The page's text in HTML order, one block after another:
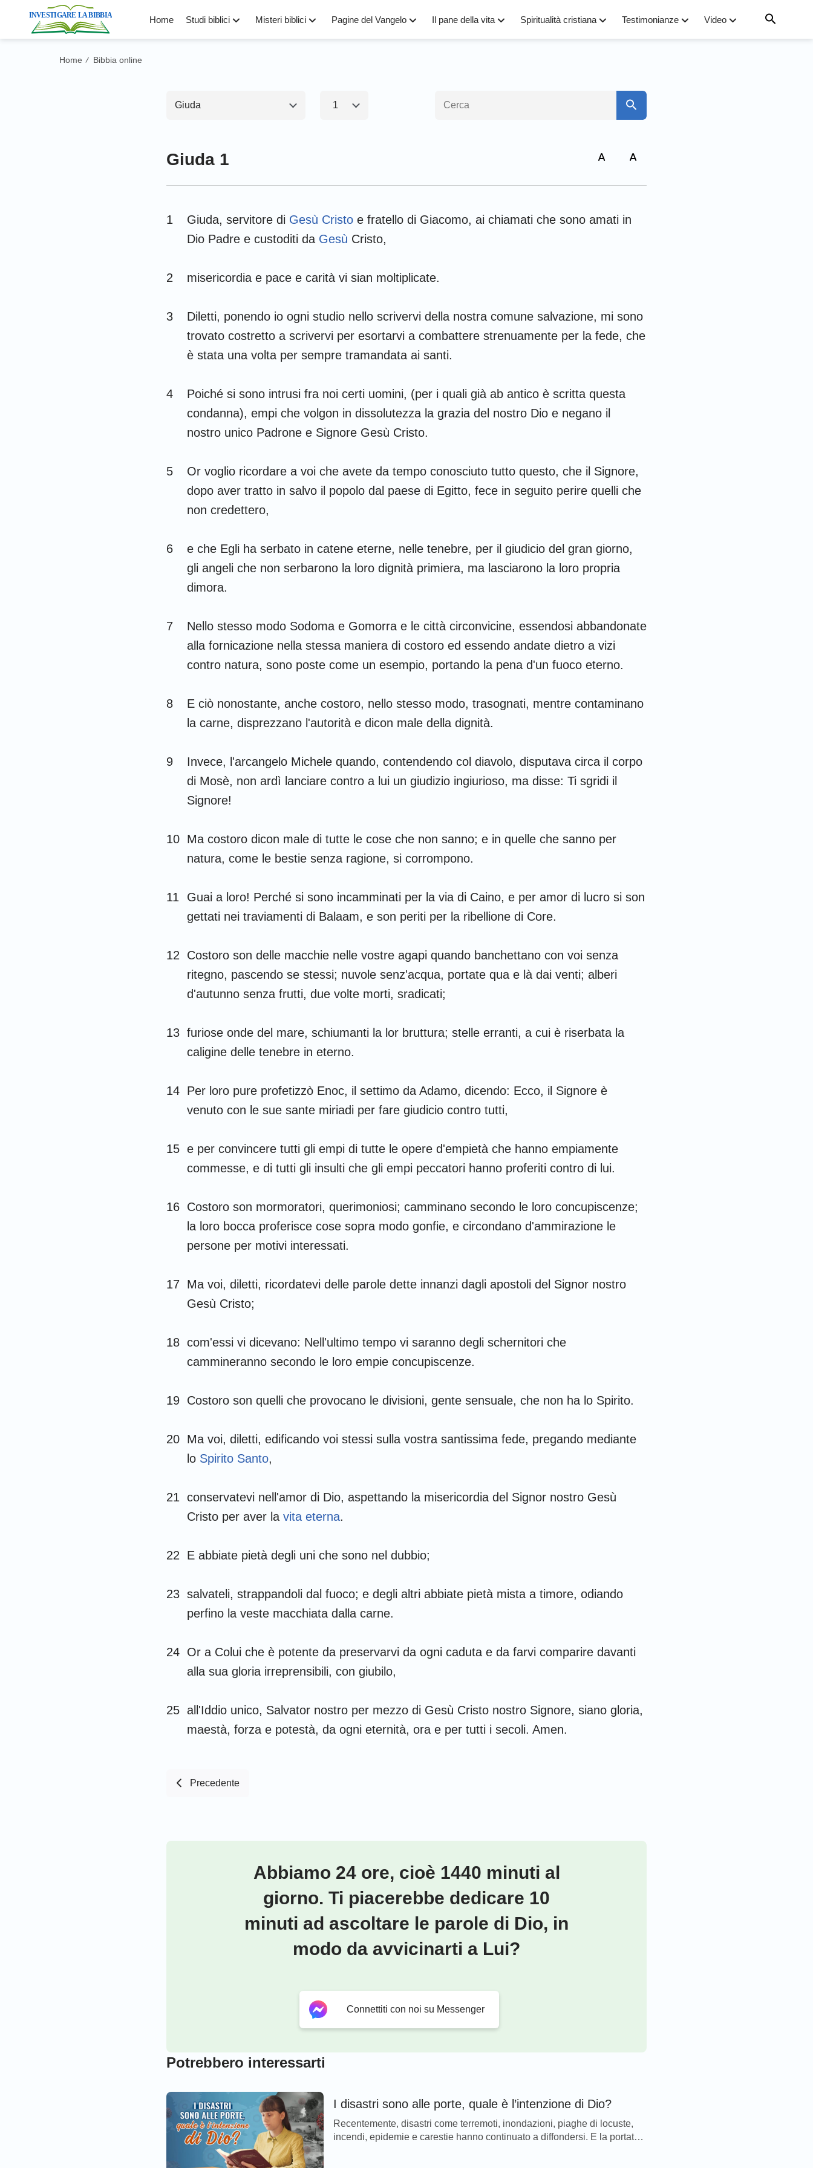
Home Studi biblici Misteri biblici Pagine del Vangelo Il pane della vita Spiritualità cristiana Testimonianze Video
Home / Bibbia online
Giuda
Antico Testamento1
Levitico Numeri
Deuteronomio Giosuè
Giudici
2 Re
1 Cronache 2 Cronache
Salmi Proverbi
Isaia Geremia
Lamentazioni
Gioele Amos
Abdia
Habacuc Sofonia
Aggeo Zaccaria
Malachia
Luca Giovanni
1 Corinzi
1 Tessalonicesi
Ebrei
1 Giovanni 2 Giovanni
1
Giuda 1
1 Giuda, servitore di Gesù Cristo e fratello di Giacomo, ai chiamati che sono amati in
Dio Padre e custoditi da Gesù Cristo,
2 misericordia e pace e carità vi sian moltiplicate.
3
Diletti, ponendo io ogni studio nello scrivervi della nostra comune salvazione, mi sono
trovato costretto a scrivervi per esortarvi a combattere strenuamente per la fede, che
è stata una volta per sempre tramandata ai santi.
4
Poiché si sono intrusi fra noi certi uomini, (per i quali già ab antico è scritta questa
condanna), empi che volgon in dissolutezza la grazia del nostro Dio e negano il
nostro unico Padrone e Signore Gesù Cristo.
5
Or voglio ricordare a voi che avete da tempo conosciuto tutto questo, che il Signore,
dopo aver tratto in salvo il popolo dal paese di Egitto, fece in seguito perire quelli che
non credettero,
6
e che Egli ha serbato in catene eterne, nelle tenebre, per il giudicio del gran giorno,
gli angeli che non serbarono la loro dignità primiera, ma lasciarono la loro propria
dimora.
7
Nello stesso modo Sodoma e Gomorra e le città circonvicine, essendosi abbandonate
alla fornicazione nella stessa maniera di costoro ed essendo andate dietro a vizi
contro natura, sono poste come un esempio, portando la pena d'un fuoco eterno.
8
E ciò nonostante, anche costoro, nello stesso modo, trasognati, mentre contaminano
la carne, disprezzano l'autorità e dicon male della dignità.
9
Invece, l'arcangelo Michele quando, contendendo col diavolo, disputava circa il corpo
di Mosè, non ardì lanciare contro a lui un giudizio ingiurioso, ma disse: Ti sgridi il
Signore!
10 Ma costoro dicon male di tutte le cose che non sanno; e in quelle che sanno per
natura, come le bestie senza ragione, si corrompono.
11
Guai a loro! Perché si sono incamminati per la via di Caino, e per amor di lucro si son
gettati nei traviamenti di Balaam, e son periti per la ribellione di Core.
12
Costoro son delle macchie nelle vostre agapi quando banchettano con voi senza
ritegno, pascendo se stessi; nuvole senz'acqua, portate qua e là dai venti; alberi
d'autunno senza frutti, due volte morti, sradicati;
13 furiose onde del mare, schiumanti la lor bruttura; stelle erranti, a cui è riserbata la
caligine delle tenebre in eterno.
14 Per loro pure profetizzò Enoc, il settimo da Adamo, dicendo: Ecco, il Signore è
venuto con le sue sante miriadi per fare giudicio contro tutti,
15 e per convincere tutti gli empi di tutte le opere d'empietà che hanno empiamente
commesse, e di tutti gli insulti che gli empi peccatori hanno proferiti contro di lui.
16 Costoro son mormoratori, querimoniosi; camminano secondo le loro concupiscenze;
la loro bocca proferisce cose sopra modo gonfie, e circondano d'ammirazione le
persone per motivi interessati.
17 Ma voi, diletti, ricordatevi delle parole dette innanzi dagli apostoli del Signor nostro
Gesù Cristo;
18 com'essi vi dicevano: Nell'ultimo tempo vi saranno degli schernitori che
cammineranno secondo le loro empie concupiscenze.
19 Costoro son quelli che provocano le divisioni, gente sensuale, che non ha lo Spirito.
20 Ma voi, diletti, edificando voi stessi sulla vostra santissima fede, pregando mediante
lo Spirito Santo,
21 conservatevi nell'amor di Dio, aspettando la misericordia del Signor nostro Gesù
Cristo per aver la vita eterna.
22 E abbiate pietà degli uni che sono nel dubbio;
23 salvateli, strappandoli dal fuoco; e degli altri abbiate pietà mista a timore, odiando
perfino la veste macchiata dalla carne.
24 Or a Colui che è potente da preservarvi da ogni caduta e da farvi comparire davanti
alla sua gloria irreprensibili, con giubilo,
25 all'Iddio unico, Salvator nostro per mezzo di Gesù Cristo nostro Signore, siano gloria,
maestà, forza e potestà, da ogni eternità, ora e per tutti i secoli. Amen.
Precedente
Abbiamo 24 ore, cioè 1440 minuti al
giorno. Ti piacerebbe dedicare 10
minuti ad ascoltare le parole di Dio, in
modo da avvicinarti a Lui?
Connettiti con noi su Messenger
Potrebbero interessarti
I disastri sono alle porte, quale è l’intenzione di Dio?
Recentemente, disastri come terremoti, inondazioni, piaghe di locuste,
incendi, epidemie e carestie hanno continuato a diffondersi. E la portata